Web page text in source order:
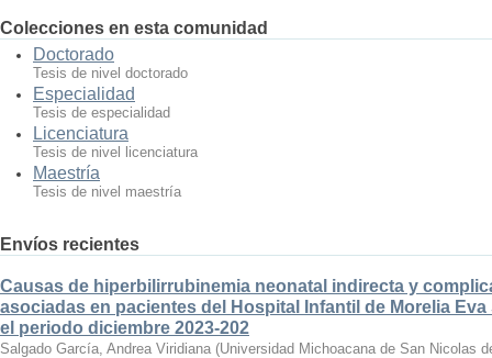
Colecciones en esta comunidad
Doctorado
Tesis de nivel doctorado
Especialidad
Tesis de especialidad
Licenciatura
Tesis de nivel licenciatura
Maestría
Tesis de nivel maestría
Envíos recientes
Causas de hiperbilirrubinemia neonatal indirecta y
asociadas en pacientes del Hospital Infantil de Morelia
el periodo diciembre 2023-202
Salgado García, Andrea Viridiana (Universidad Michoacana de San Nicolas